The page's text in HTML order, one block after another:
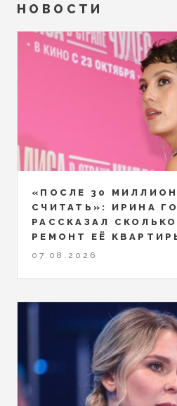
НОВОСТИ
«ПОСЛЕ 30
СЧИТАТЬ»: ИРИНА
РАССКАЗАЛ
РЕМОНТ ЕЁ
07.08.2026